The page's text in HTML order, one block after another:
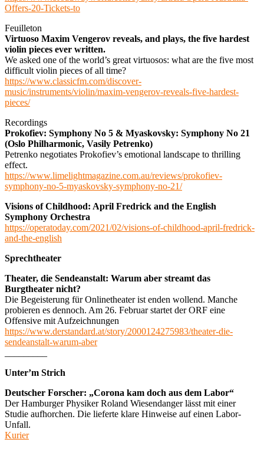
Offers-20-Tickets-to
Feuilleton
Virtuoso Maxim Vengerov reveals, and plays, the five hardest
violin pieces ever written.
We asked one of the world’s great virtuosos: what are the five most
difficult violin pieces of all time?
https://www.classicfm.com/discover-
music/instruments/violin/maxim-vengerov-reveals-five-hardest-
pieces/
Recordings
Prokofiev: Symphony No 5 & Myaskovsky: Symphony No 21
(Oslo Philharmonic, Vasily Petrenko)
Petrenko negotiates Prokofiev’s emotional landscape to thrilling
effect.
https://www.limelightmagazine.com.au/reviews/prokofiev-
symphony-no-5-myaskovsky-symphony-no-21/
Visions of Childhood: April Fredrick and the English
Symphony Orchestra
https://operatoday.com/2021/02/visions-of-childhood-april-fredrick-
and-the-english
Sprechtheater
Theater, die Sendeanstalt: Warum aber streamt das
Burgtheater nicht?
Die Begeisterung für Onlinetheater ist enden wollend. Manche
probieren es dennoch. Am 26. Februar startet der ORF eine
Offensive mit Aufzeichnungen
https://www.derstandard.at/story/2000124275983/theater-die-
sendeanstalt-warum-aber
Unter’m Strich
Deutscher Forscher: „Corona kam doch aus dem Labor“
Der Hamburger Physiker Roland Wiesendanger lässt mit einer
Studie aufhorchen. Die lieferte klare Hinweise auf einen Labor-
Unfall.
Kurier